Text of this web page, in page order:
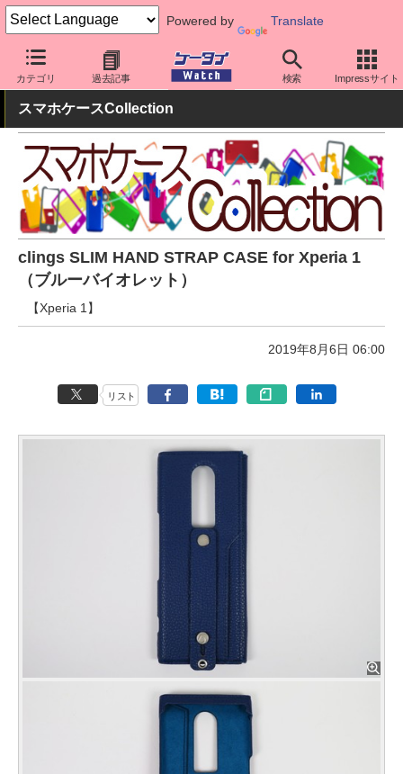
Powered by Translate
カテゴリ 過去記事 検索 Impressサイト
ケータイ Watch 周辺機器/アクセサリー スマホケース
スマホケースCollection
clings SLIM HAND STRAP CASE for Xperia 1
（ブルーバイオレット）
【Xperia 1】
2019年8月6日 06:00
リスト